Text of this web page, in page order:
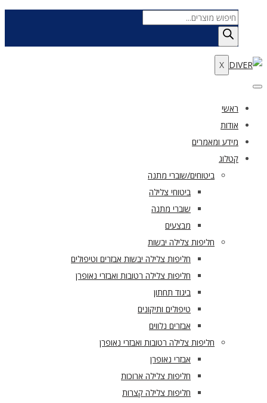
Products
search
X
ראשי
אודות
מידע ומאמרים
קטלוג
ביטוחים/שוברי מתנה
ביטוחי צלילה
שוברי מתנה
מבצעים
חליפות צלילה יבשות
חליפות צלילה יבשות אבזרים וטיפולים
חליפות צלילה רטובות ואבזרי נאופרן
ביגוד תחתון
טיפולים ותיקונים
אבזרים נלווים
חליפות צלילה רטובות ואבזרי נאופרן
אבזרי נאופרן
חליפות צלילה ארוכות
חליפות צלילה קצרות